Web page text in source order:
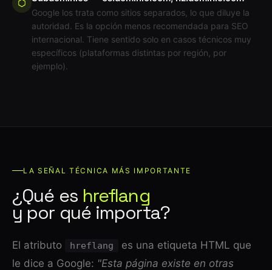
Google los trata como sitios separados, lo que diluye la
autoridad. Es la opción menos recomendada para SEO
internacional. Tiene sentido solo en casos técnicos muy
específicos (plataformas distintas por región, por
ejemplo).
LA SEÑAL TÉCNICA MÁS IMPORTANTE
¿Qué es hreflang
y por qué importa?
El atributo hreflang
es una etiqueta HTML que
le dice a Google: "Esta página existe en otras